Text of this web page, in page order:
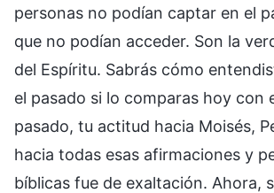
personas no podían captar en el
que no podían acceder. Son la
del Espíritu. Sabrás cómo
el pasado si lo comparas hoy con
pasado, tu actitud hacia Moisés,
hacia todas esas afirmaciones y
bíblicas fue de exaltación. Ahora,